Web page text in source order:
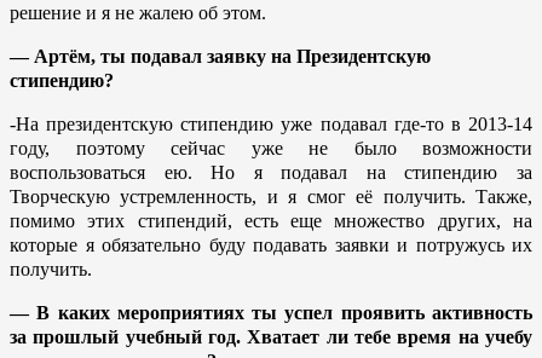
решение и я не жалею об этом.
— Артём, ты подавал заявку на Президентскую
стипендию?
-На президентскую стипендию уже подавал где-то в 2013-14
году, поэтому сейчас уже не было возможности
воспользоваться ею. Но я подавал на стипендию за
Творческую устремленность, и я смог её получить. Также,
помимо этих стипендий, есть еще множество других, на
которые я обязательно буду подавать заявки и потружусь их
получить.
— В каких мероприятиях ты успел проявить активность
за прошлый учебный год. Хватает ли тебе время на учебу